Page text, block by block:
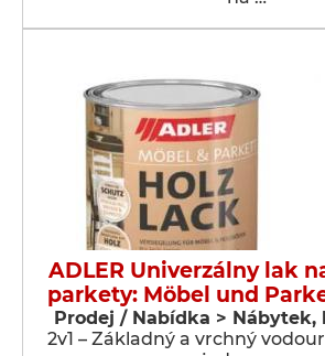
ADLER Univerzálny lak
parkety: Möbel und
Prodej / Nabídka >
2v1 – Základný a vrchný